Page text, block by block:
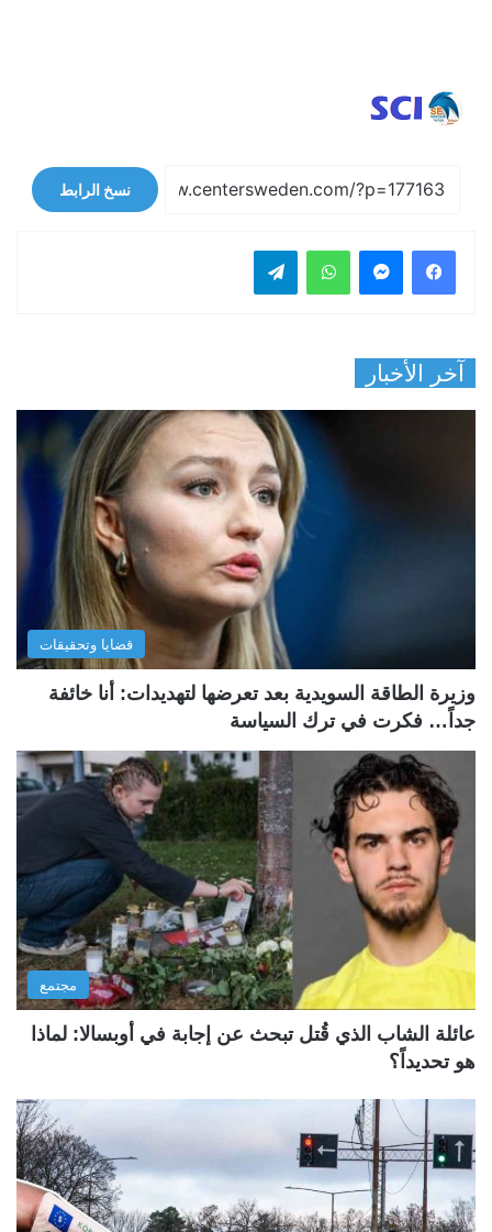
نسخ الرابط
فيسبوك واتساب
آخر الأخبار
قضايا وتحقيقات
وزيرة الطاقة السويدية بعد تعرضها لتهديدات: أنا خائفة
جداً… فكرت في ترك السياسة
مجتمع
عائلة الشاب الذي قُتل تبحث عن إجابة في أوبسالا: لماذا
هو تحديداً؟